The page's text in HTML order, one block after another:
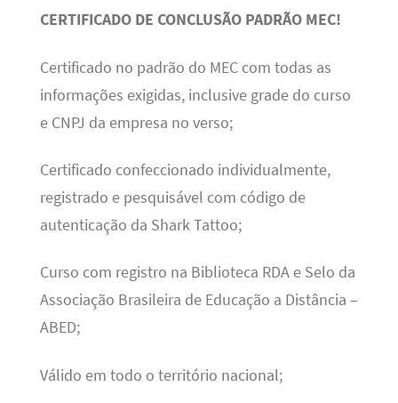
CERTIFICADO DE CONCLUSÃO PADRÃO MEC!
Certificado no padrão do MEC com todas as
informações exigidas, inclusive grade do curso
e CNPJ da empresa no verso;
Certificado confeccionado individualmente,
registrado e pesquisável com código de
autenticação da Shark Tattoo;
Curso com registro na Biblioteca RDA e Selo da
Associação Brasileira de Educação a Distância –
ABED;
Válido em todo o território nacional;